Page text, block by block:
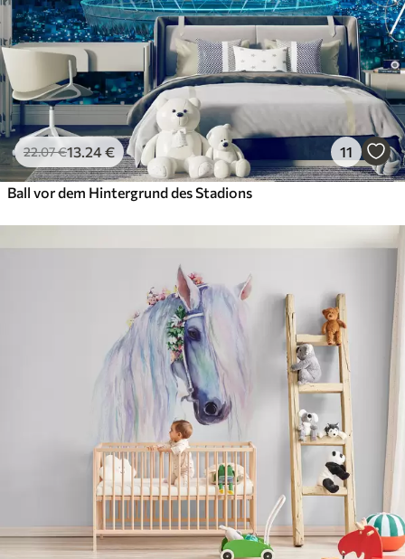
22.07€13 .24€ 11
Ball vor dem Hintergrund des Stadions